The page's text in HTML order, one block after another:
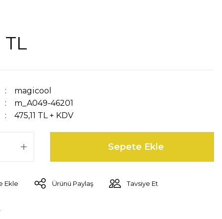
TL
magicool
m_A049-46201
475,11 TL + KDV
Sepete Ekle
Ürünü Paylaş Tavsiye Et